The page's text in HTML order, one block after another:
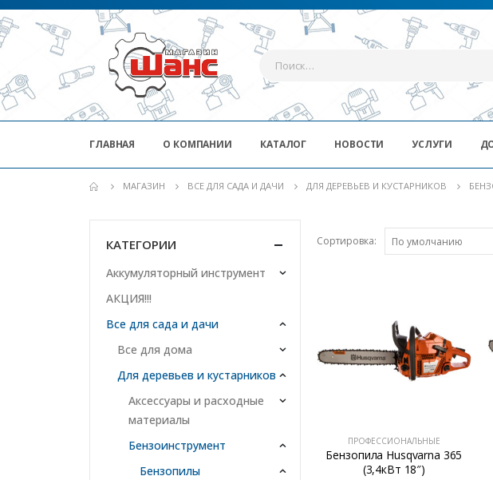
ГЛАВНАЯ О КОМПАНИИ КАТАЛОГ НОВОСТИ УСЛУГИ
МАГАЗИН ВСЕ ДЛЯ САДА И ДАЧИ ДЛЯ ДЕРЕВЬЕВ И КУСТАРНИКОВ
Сортировка:
ПРОФЕССИОНАЛЬНЫЕ
Бензопила Husqvarna 365
(3,4кВт 18″)
КАТЕГОРИИ
Аккумуляторный инструмент
АКЦИЯ!!!
Все для сада и дачи
Все для дома
Для деревьев и кустарников
Аксессуары и расходные
материалы
Бензоинструмент
Бензопилы